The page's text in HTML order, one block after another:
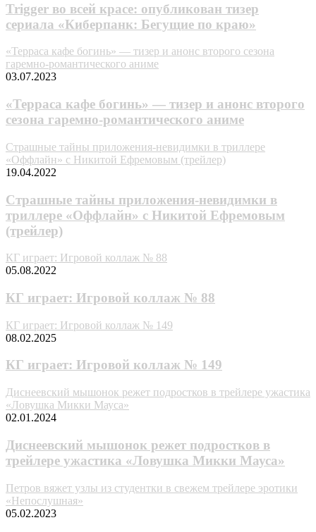
Trigger во всей красе: опубликован тизер
сериала «Киберпанк: Бегущие по краю»
«Терраса кафе богинь» — тизер и анонс второго сезона
гаремно-романтического аниме
03.07.2023
«Терраса кафе богинь» — тизер и анонс второго
сезона гаремно-романтического аниме
Страшные тайны приложения-невидимки в триллере
«Оффлайн» с Никитой Ефремовым (трейлер)
19.04.2022
Страшные тайны приложения-невидимки в
триллере «Оффлайн» с Никитой Ефремовым
(трейлер)
КГ играет: Игровой коллаж № 88
05.08.2022
КГ играет: Игровой коллаж № 88
КГ играет: Игровой коллаж № 149
08.02.2025
КГ играет: Игровой коллаж № 149
Диснеевский мышонок режет подростков в трейлере ужастика
«Ловушка Микки Мауса»
02.01.2024
Диснеевский мышонок режет подростков в
трейлере ужастика «Ловушка Микки Мауса»
Петров вяжет узлы из студентки в свежем трейлере эротики
«Непослушная»
05.02.2023